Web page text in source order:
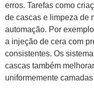
erros. Tarefas como
de cascas e limpeza de
automação. Por
a injeção de cera com
consistentes. Os
cascas também
uniformemente